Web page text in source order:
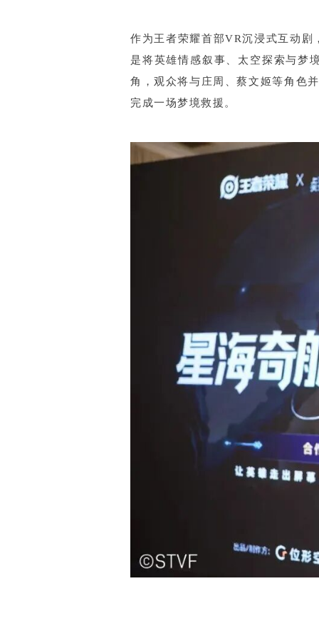
作为王者荣耀首部VR沉浸式互动
是将英雄情感叙事、太空探索与梦
角，观众将与庄周、蔡文姬等角色
完成一场梦境救援。